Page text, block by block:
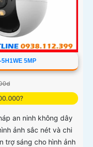
5MP
an ninh không dây
ảnh sắc nét và chi
trợ sáng cho hình ảnh